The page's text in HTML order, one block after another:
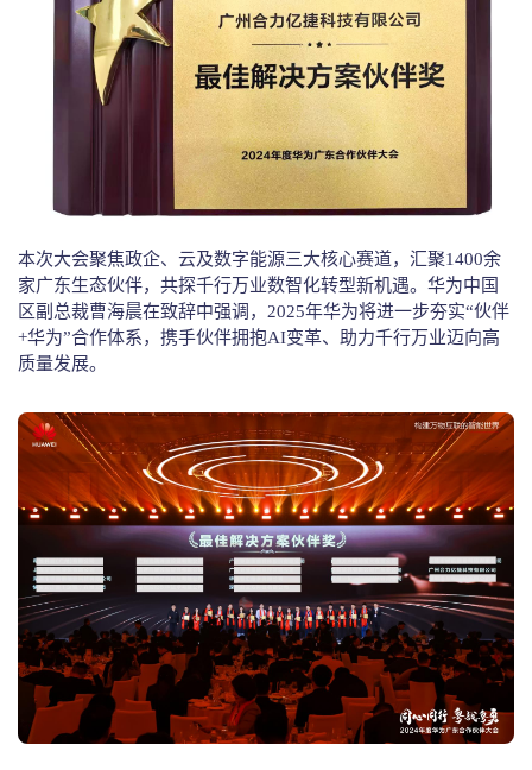
本次大会聚焦政企、云及数字能源三大核心赛道，汇聚1400余
家广东生态伙伴，共探千行万业数智化转型新机遇。华为中国
区副总裁曹海晨在致辞中强调，2025年华为将进一步夯实“伙伴
+华为”合作体系，携手伙伴拥抱AI变革、助力千行万业迈向高
质量发展。